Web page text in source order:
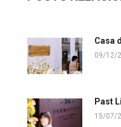
Casa
09/12/
Past
15/07/